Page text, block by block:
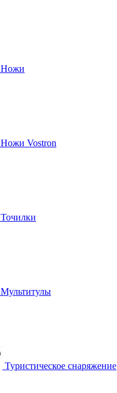
Ножи
Ножи Vostron
Точилки
Мультитулы
Туристическое снаряжение